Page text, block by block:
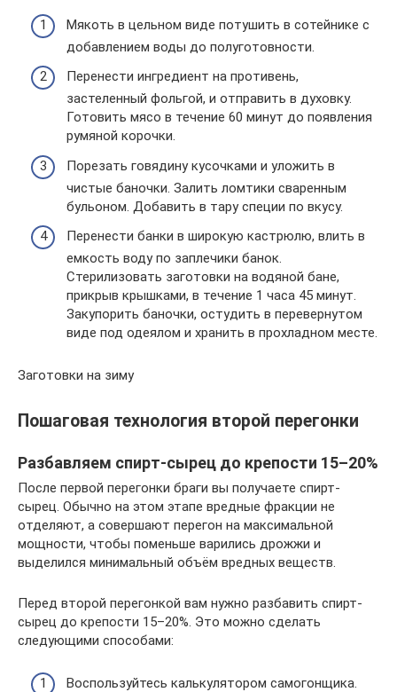
Мякоть в цельном виде потушить в сотейнике с
добавлением воды до полуготовности.
Перенести ингредиент на противень,
застеленный фольгой, и отправить в духовку.
Готовить мясо в течение 60 минут до появления
румяной корочки.
Порезать говядину кусочками и уложить в
чистые баночки. Залить ломтики сваренным
бульоном. Добавить в тару специи по вкусу.
Перенести банки в широкую кастрюлю, влить в
емкость воду по заплечики банок.
Стерилизовать заготовки на водяной бане,
прикрыв крышками, в течение 1 часа 45 минут.
Закупорить баночки, остудить в перевернутом
виде под одеялом и хранить в прохладном месте.
Заготовки на зиму
Пошаговая технология второй перегонки
Разбавляем спирт-сырец до крепости 15–20%
После первой перегонки браги вы получаете спирт-
сырец. Обычно на этом этапе вредные фракции не
отделяют, а совершают перегон на максимальной
мощности, чтобы поменьше варились дрожжи и
выделился минимальный объём вредных веществ.
Перед второй перегонкой вам нужно разбавить спирт-
сырец до крепости 15–20%. Это можно сделать
следующими способами:
Воспользуйтесь калькулятором самогонщика.